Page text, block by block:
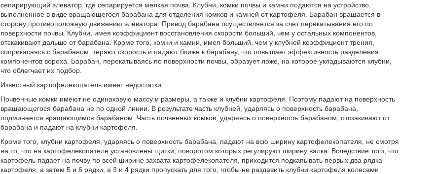
сепарирующий элеватор, где сепарируется мелкая почва. Клубни, комки почвы и камни подаются на устройство,
выполненное в виде вращающегося барабана для отделения комков и камней от картофеля. Барабан вращается в
сторону противоположную движению элеватора. Привод барабана осуществляется за счет перекатывания его по
поверхности почвы. Клубни, имея коэффициент восстановления скорости больший, чем у остальных компонентов,
отскакивают дальше от барабана. Кроме того, комки и камни, имея больший, чем у клубней коэффициент трения,
соприкасаясь с барабаном, теряют скорость и падают ближе к барабану, что повышает эффективность разделения
компонентов вороха. Барабан, перекатываясь по поверхности почвы, образует ложе, на которое укладываются клубни,
что облегчает их подбор.
Известный картофелекопатель имеет недостатки.
Почвенные комки имеют не одинаковую массу и размеры, а также и клубни картофеля. Поэтому падают на поверхность
вращающегося барабана не по одной линии. В результате часть клубней, ударяясь о поверхность барабана,
подминается вращающимся барабаном. Часть почвенных комков, ударяясь о поверхность барабаном, отскакивают от
барабана и падают на клубни картофеля.
Кроме того, клубни картофеля, ударяясь о поверхность барабана, падают на всю ширину картофелекопателя, не смотря
на то, что на картофелекопателе установлены щитки, поворотом которых регулируют ширину валка. Вследствие того, что
картофель падает на почву по всей ширине захвата картофелекопателя, приходится подкапывать первых два рядка
картофеля, а затем 5 и 6 рядки, а 3 и 4 рядки пропускать для того, чтобы не раздавить клубни картофеля колесами